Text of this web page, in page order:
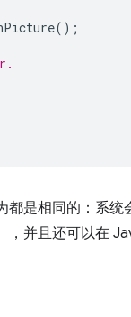
();
是相同的：系
并且还可以在